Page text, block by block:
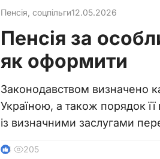
Пенсія, соцпільги12.05.2026
Пенсія за
як оформити
Законодавством визначено
Україною, а також порядок її
із визначними заслугами
4 205